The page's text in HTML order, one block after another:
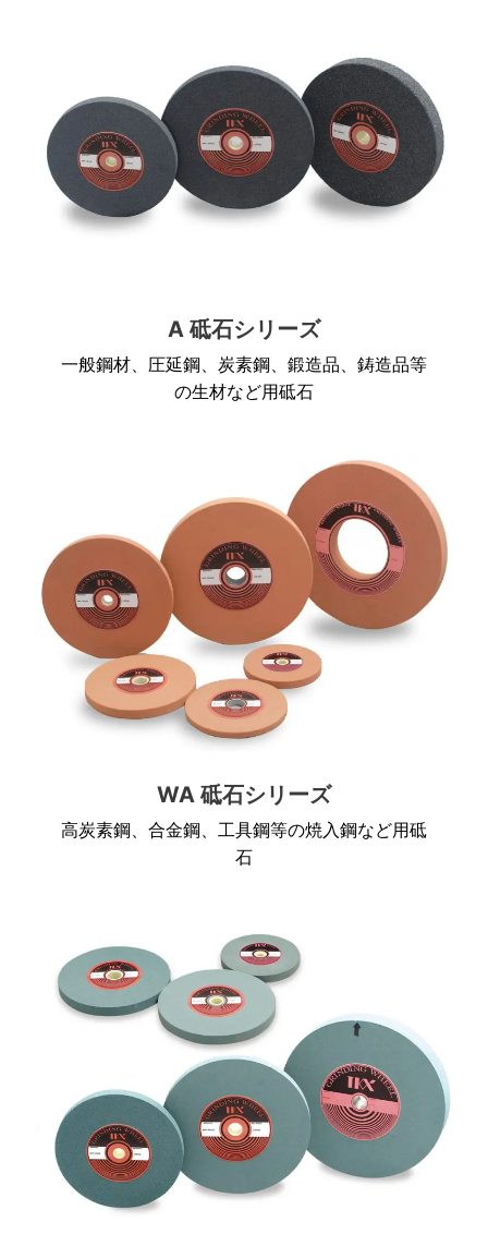
A 砥石シリーズ
一般鋼材、圧延鋼、炭素鋼、鍛造品、鋳造品等
の生材など用砥石
WA 砥石シリーズ
高炭素鋼、合金鋼、工具鋼等の焼入鋼など用砥
石